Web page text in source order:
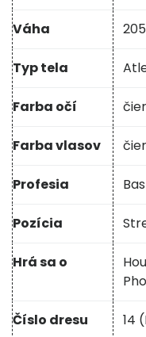
Váha
Typ tela
Farba očí
Farba vlasov
Profesia
Pozícia
Hrá sa o
Číslo dresu 14